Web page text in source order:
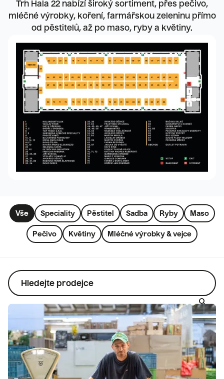
Trh Hala 22 nabízí široký sortiment, přes pečivo,
mléčné výrobky, koření, farmářskou zeleninu přímo
od pěstitelů, až po maso, ryby a květiny.
Vše Speciality Pěstitel Sadba Ryby Maso
Pečivo Květiny Mléčné výrobky & vejce
search